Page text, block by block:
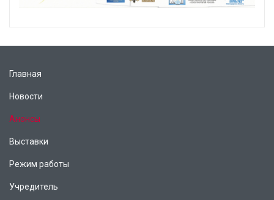
Главная
Новости
Анонсы
Выставки
Режим работы
Учредитель